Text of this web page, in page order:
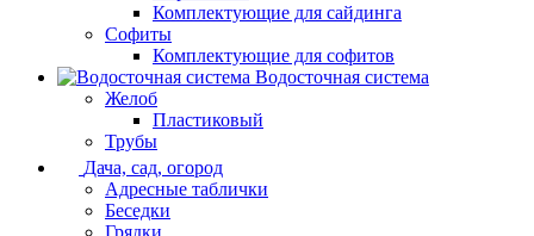
Комплектующие для сайдинга
Софиты
Комплектующие для софитов
Водосточная система
Желоб
Пластиковый
Трубы
Дача, сад, огород
Адресные таблички
Беседки
Грядки